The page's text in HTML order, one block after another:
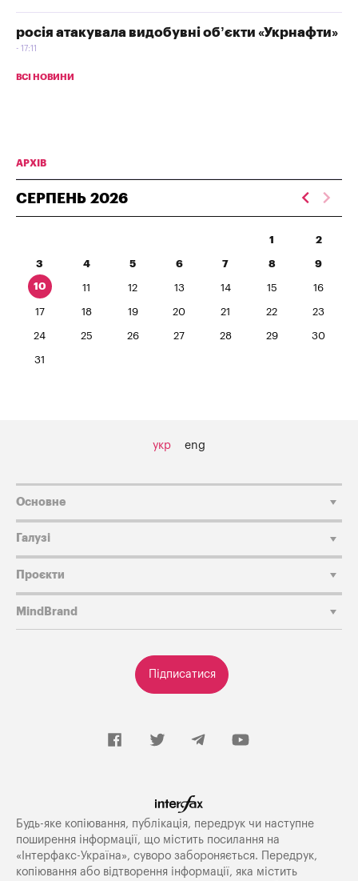
росія атакувала видобувні об’єкти «Укрнафти»
17:11
ВСІ НОВИНИ
АРХІВ
СЕРПЕНЬ 2026
1 2
3 4 5 6 7 8 9
10 11 12 13 14 15 16
17 18 19 20 21 22 23
24 25 26 27 28 29 30
31
укр eng
Підписатися
Основне
Галузі
Проєкти
MindBrand
Будь-яке копiювання, публiкацiя, передрук чи наступне
поширення iнформацiї, що мiстить посилання на
«Iнтерфакс-Україна», суворо забороняється. Передрук,
копіювання або відтворення інформації, яка містить